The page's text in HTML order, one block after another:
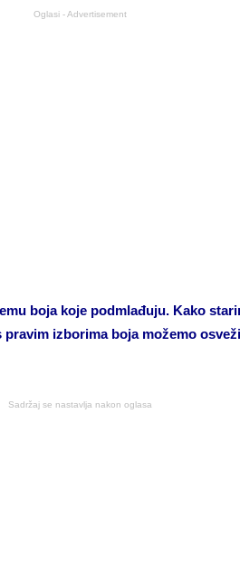
Oglasi - Advertisement
boja koje podmlađuju. Kako
izborima boja možemo
Sadržaj se nastavlja nakon oglasa